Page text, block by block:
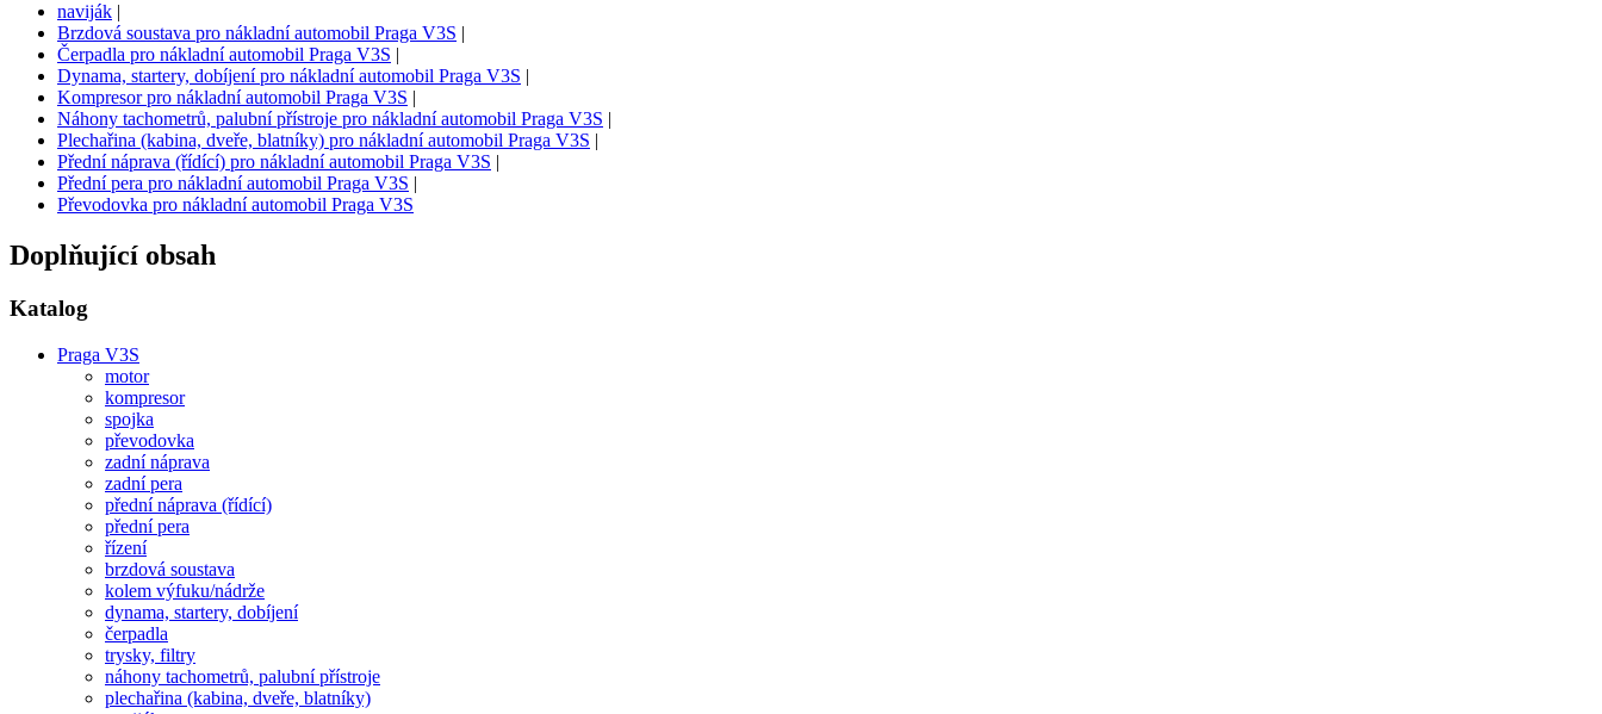
naviják |
Brzdová soustava pro nákladní automobil Praga V3S |
Čerpadla pro nákladní automobil Praga V3S |
Dynama, startery, dobíjení pro nákladní automobil Praga V3S |
Kompresor pro nákladní automobil Praga V3S |
Náhony tachometrů, palubní přístroje pro nákladní automobil Praga V3S |
Plechařina (kabina, dveře, blatníky) pro nákladní automobil Praga V3S |
Přední náprava (řídící) pro nákladní automobil Praga V3S |
Přední pera pro nákladní automobil Praga V3S |
Převodovka pro nákladní automobil Praga V3S
Doplňující obsah
Katalog
Praga V3S
motor
kompresor
spojka
převodovka
zadní náprava
zadní pera
přední náprava (řídící)
přední pera
řízení
brzdová soustava
kolem výfuku/nádrže
dynama, startery, dobíjení
čerpadla
trysky, filtry
náhony tachometrů, palubní přístroje
plechařina (kabina, dveře, blatníky)